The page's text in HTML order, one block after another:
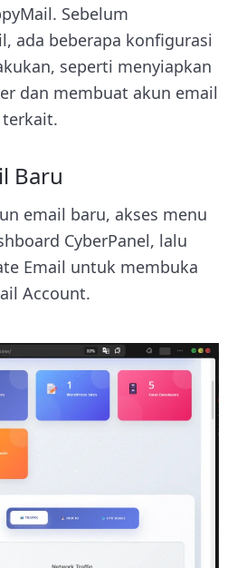
Sebelum
ada beberapa konfigurasi
seperti menyiapkan
dan membuat akun email
Baru
email baru, akses menu
CyberPanel, lalu
Email untuk membuka
Account.